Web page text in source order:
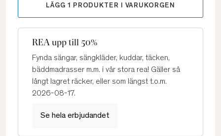
LÄGG 1 PRODUKTER I VARUKORGEN
REA upp till 50%
Fynda sängar, sängkläder, kuddar, täcken,
bäddmadrasser m.m. i vår stora rea! Gäller så
långt lagret räcker, eller som längst t.o.m.
2026-08-17.
Se hela erbjudandet